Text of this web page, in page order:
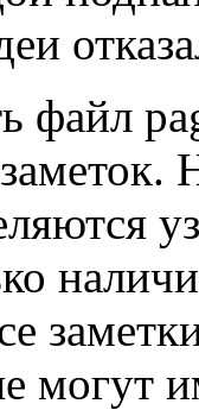
файл
могут